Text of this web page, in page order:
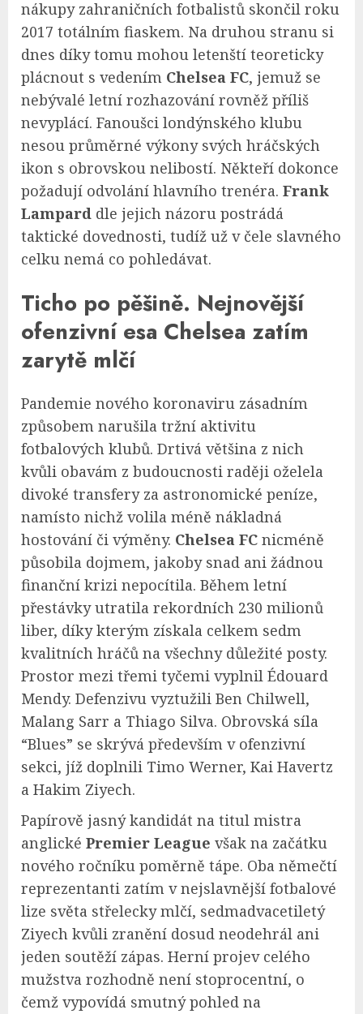
nákupy zahraničních fotbalistů skončil roku
2017 totálním fiaskem. Na druhou stranu si
dnes díky tomu mohou letenští teoreticky
plácnout s vedením Chelsea FC, jemuž se
nebývalé letní rozhazování rovněž příliš
nevyplácí. Fanoušci londýnského klubu
nesou průměrné výkony svých hráčských
ikon s obrovskou nelibostí. Někteří dokonce
požadují odvolání hlavního trenéra. Frank
Lampard dle jejich názoru postrádá
taktické dovednosti, tudíž už v čele slavného
celku nemá co pohledávat.
Ticho po pěšině. Nejnovější
ofenzivní esa Chelsea zatím
zarytě mlčí
Pandemie nového koronaviru zásadním
způsobem narušila tržní aktivitu
fotbalových klubů. Drtivá většina z nich
kvůli obavám z budoucnosti raději oželela
divoké transfery za astronomické peníze,
namísto nichž volila méně nákladná
hostování či výměny. Chelsea FC nicméně
působila dojmem, jakoby snad ani žádnou
finanční krizi nepocítila. Během letní
přestávky utratila rekordních 230 milionů
liber, díky kterým získala celkem sedm
kvalitních hráčů na všechny důležité posty.
Prostor mezi třemi tyčemi vyplnil Édouard
Mendy. Defenzivu vyztužili Ben Chilwell,
Malang Sarr a Thiago Silva. Obrovská síla
“Blues” se skrývá především v ofenzivní
sekci, jíž doplnili Timo Werner, Kai Havertz
a Hakim Ziyech.
Papírově jasný kandidát na titul mistra
anglické Premier League však na začátku
nového ročníku poměrně tápe. Oba němečtí
reprezentanti zatím v nejslavnější fotbalové
lize světa střelecky mlčí, sedmadvacetiletý
Ziyech kvůli zranění dosud neodehrál ani
jeden soutěží zápas. Herní projev celého
mužstva rozhodně není stoprocentní, o
čemž vypovídá smutný pohled na